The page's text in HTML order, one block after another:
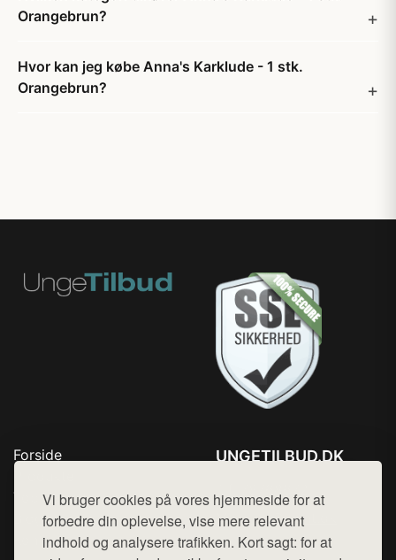
Vi bruger cookies på vores hjemmeside for at
forbedre din oplevelse, vise mere relevant
indhold og analysere trafikken. Kort sagt: for at
Orangebrun?
Hvor kan jeg købe Anna's Karklude - 1 stk.
Orangebrun?
Forside
Top Rabatter
Blog
Kontakt
UNGETILBUD.DK
Mail: hej@want.dk
Cookie- og privatlivspolitik